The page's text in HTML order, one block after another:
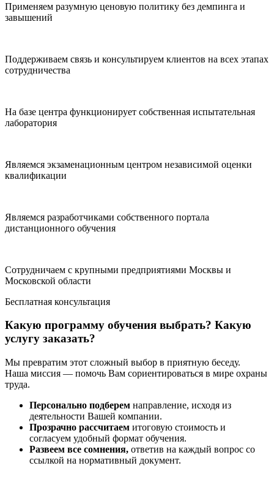
Применяем разумную ценовую политику без демпинга и
завышений
Поддерживаем связь и консультируем клиентов на всех этапах
сотрудничества
На базе центра функционирует собственная испытательная
лаборатория
Являемся экзаменационным центром независимой оценки
квалификации
Являемся разработчиками собственного портала
дистанционного обучения
Сотрудничаем с крупными предприятиями Москвы и
Московской области
Бесплатная консультация
Какую программу обучения выбрать? Какую
услугу заказать?
Мы превратим этот сложный выбор в приятную беседу.
Наша миссия — помочь Вам сориентироваться в мире охраны
труда.
Персонально подберем направление, исходя из
деятельности Вашей компании.
Прозрачно рассчитаем итоговую стоимость и
согласуем удобный формат обучения.
Развеем все сомнения, ответив на каждый вопрос со
ссылкой на нормативный документ.